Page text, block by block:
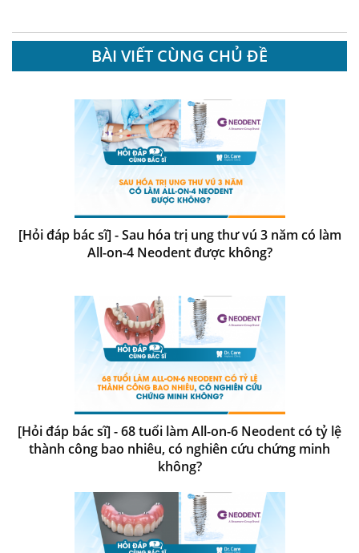
BÀI VIẾT CÙNG CHỦ ĐỀ
[Hỏi đáp bác sĩ] - Sau hóa trị ung thư vú 3 năm có làm
All-on-4 Neodent được không?
[Hỏi đáp bác sĩ] - 68 tuổi làm All-on-6 Neodent có tỷ lệ
thành công bao nhiêu, có nghiên cứu chứng minh
không?